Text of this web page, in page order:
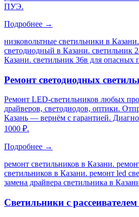
ПУЭ.
Подробнее →
низковольтные светильники в
светодиодный в Казани. светильник
Казани. светильник 36в для
Ремонт светодиодных
Ремонт LED-светильников любых
драйверов, светодиодов, оптики.
Казань — вернём с гарантией.
1000 ₽.
Подробнее →
ремонт светильников в Казани.
светильников в Казани. ремонт led
замена драйвера светильника в
Светильники с